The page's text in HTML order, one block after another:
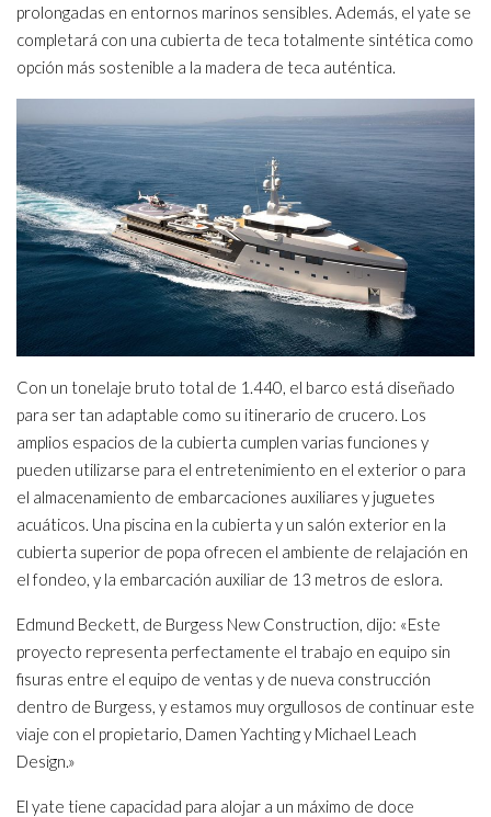
prolongadas en entornos marinos sensibles. Además, el yate se
completará con una cubierta de teca totalmente sintética como
opción más sostenible a la madera de teca auténtica.
Con un tonelaje bruto total de 1.440, el barco está diseñado
para ser tan adaptable como su itinerario de crucero. Los
amplios espacios de la cubierta cumplen varias funciones y
pueden utilizarse para el entretenimiento en el exterior o para
el almacenamiento de embarcaciones auxiliares y juguetes
acuáticos. Una piscina en la cubierta y un salón exterior en la
cubierta superior de popa ofrecen el ambiente de relajación en
el fondeo, y la embarcación auxiliar de 13 metros de eslora.
Edmund Beckett, de Burgess New Construction, dijo: «Este
proyecto representa perfectamente el trabajo en equipo sin
fisuras entre el equipo de ventas y de nueva construcción
dentro de Burgess, y estamos muy orgullosos de continuar este
viaje con el propietario, Damen Yachting y Michael Leach
Design.»
El yate tiene capacidad para alojar a un máximo de doce